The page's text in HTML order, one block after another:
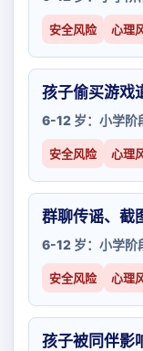
安全风险 心理
孩子偷买游戏
6-12 岁：小学阶
安全风险 心理
群聊传谣、截
6-12 岁：小学阶
安全风险 心理
孩子被同伴影